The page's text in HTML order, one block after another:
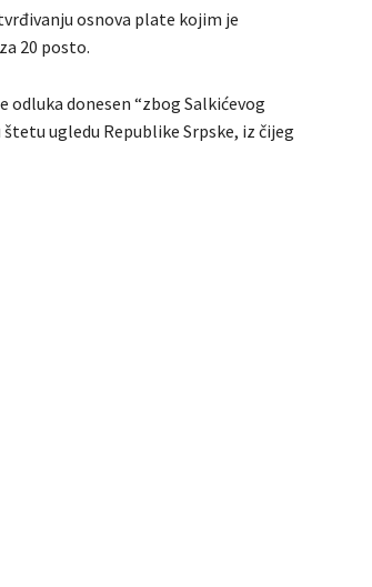
osnova plate kojim je
20 posto.
odluka donesen “zbog Salkićevog
ugledu Republike Srpske, iz čijeg